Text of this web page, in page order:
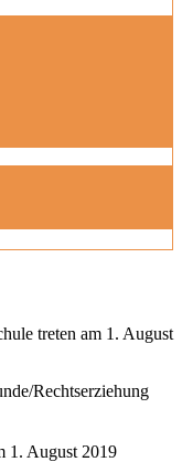
treten am 1. August
Rechtserziehung
1. August 2019